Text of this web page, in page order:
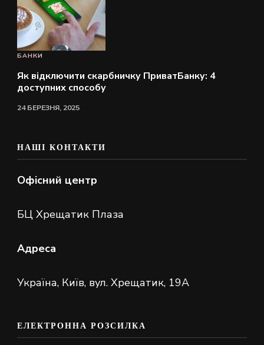
БАНКИ
Як відключити скарбничку ПриватБанку: 4
доступних способу
24 БЕРЕЗНЯ, 2025
НАШІ КОНТАКТИ
Офісний центр
БЦ Хрещатик Плаза
Адреса
Україна, Київ, вул. Хрещатик, 19А
ЕЛЕКТРОННА РОЗСИЛКА